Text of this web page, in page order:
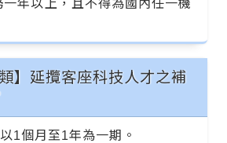
年以上，且不得為國內任一機
】延攬客座科技人才之補
1個月至1年為一期。